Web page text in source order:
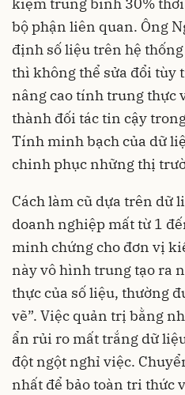
bộ phận liên quan. Ông
định số liệu trên hệ
thì không thể sửa đổi tùy
nâng cao tính trung thực
thành đối tác tin cậy
Tính minh bạch của dữ
chinh phục những thị
Cách làm cũ dựa trên dữ
doanh nghiệp mất từ 1
minh chứng cho đơn vị
này vô hình trung tạo ra
thực của số liệu, thường
vẽ”. Việc quản trị bằng
ẩn rủi ro mất trắng dữ
đột ngột nghỉ việc.
nhất để bảo toàn tri thức